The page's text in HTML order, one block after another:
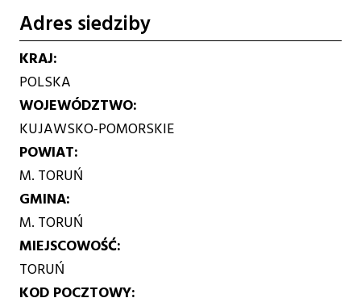
Adres siedziby
KRAJ
POLSKA
WOJEWÓDZTWO
KUJAWSKO-POMORSKIE
POWIAT
M. TORUŃ
GMINA
M. TORUŃ
MIEJSCOWOŚĆ
TORUŃ
KOD POCZTOWY